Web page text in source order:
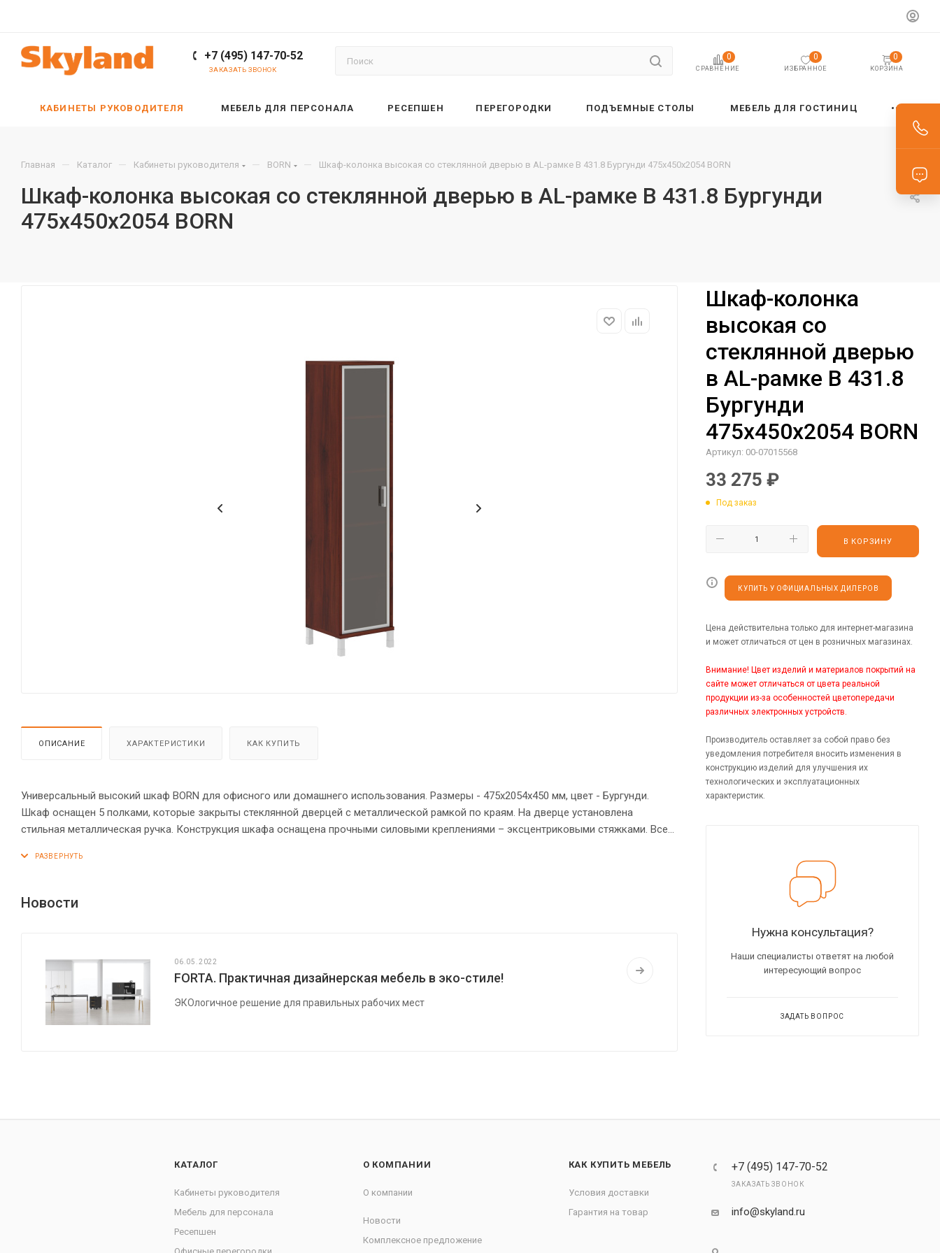
+7 (495) 147-70-52
ЗАКАЗАТЬ ЗВОНОК СРАВНЕНИЕ
0
ИЗБРАННОЕ
0
КОРЗИНА
0
КАБИНЕТЫ РУКОВОДИТЕЛЯ МЕБЕЛЬ ДЛЯ ПЕРСОНАЛА РЕСЕПШЕН ПЕРЕГОРОДКИ ПОДЪЕМНЫЕ СТОЛЫ МЕБЕЛЬ ДЛЯ ГОСТИНИЦ
Главная — Каталог — Кабинеты руководителя — BORN — Шкаф-колонка высокая со стеклянной дверью в AL-рамке B 431.8 Бургунди 475х450х2054 BORN
Шкаф-колонка высокая со стеклянной дверью в AL-рамке B 431.8 Бургунди
475х450х2054 BORN
ОПИСАНИЕ ХАРАКТЕРИСТИКИ КАК КУПИТЬ
Универсальный высокий шкаф BORN для офисного или домашнего использования. Размеры - 475х2054х450 мм, цвет - Бургунди.
Шкаф оснащен 5 полками, которые закрыты стеклянной дверцей с металлической рамкой по краям. На дверце установлена
стильная металлическая ручка. Конструкция шкафа оснащена прочными силовыми креплениями – эксцентриковыми стяжками. Все
устойчивость на неровном полу.
Новости
06.05.2022
FORTA. Практичная дизайнерская мебель в эко-стиле!
ЭКОлогичное решение для правильных рабочих мест
Шкаф-колонка
высокая со
стеклянной дверью
в AL-рамке B 431.8
Бургунди
475х450х2054 BORN
Артикул: 00-07015568
33 275 ₽
Под заказ
В КОРЗИНУ
КУПИТЬ У ОФИЦИАЛЬНЫХ ДИЛЕРОВ
Цена действительна только для интернет-магазина
и может отличаться от цен в розничных магазинах.
Внимание! Цвет изделий и материалов покрытий на
сайте может отличаться от цвета реальной
продукции из-за особенностей цветопередачи
различных электронных устройств.
Производитель оставляет за собой право без
уведомления потребителя вносить изменения в
конструкцию изделий для улучшения их
технологических и эксплуатационных
характеристик.
Нужна консультация?
Наши специалисты ответят на любой
интересующий вопрос
ЗАДАТЬ ВОПРОС
КАТАЛОГ
Кабинеты руководителя
Мебель для персонала
Ресепшен
О КОМПАНИИ
О компании
Новости
Комплексное предложение
КАК КУПИТЬ МЕБЕЛЬ
Условия доставки
Гарантия на товар
+7 (495) 147-70-52
ЗАКАЗАТЬ ЗВОНОК
info@skyland.ru